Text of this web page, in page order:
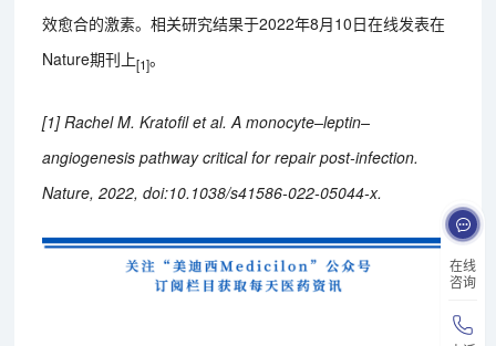
在线
咨询
效愈合的激素。相关研究结果于2022年8月10日在线发表在
Nature期刊上[1]。
[1] Rachel M. Kratofil et al. A monocyte–leptin–
angiogenesis pathway critical for repair post-infection.
Nature, 2022, doi:10.1038/s41586-022-05044-x.